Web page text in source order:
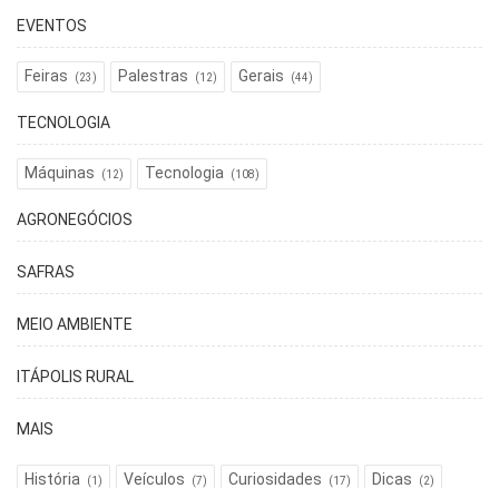
EVENTOS
Feiras (23) Palestras (12) Gerais (44)
TECNOLOGIA
Máquinas (12) Tecnologia (108)
AGRONEGÓCIOS
SAFRAS
MEIO AMBIENTE
ITÁPOLIS RURAL
MAIS
História (1) Veículos (7) Curiosidades (17) Dicas (2)